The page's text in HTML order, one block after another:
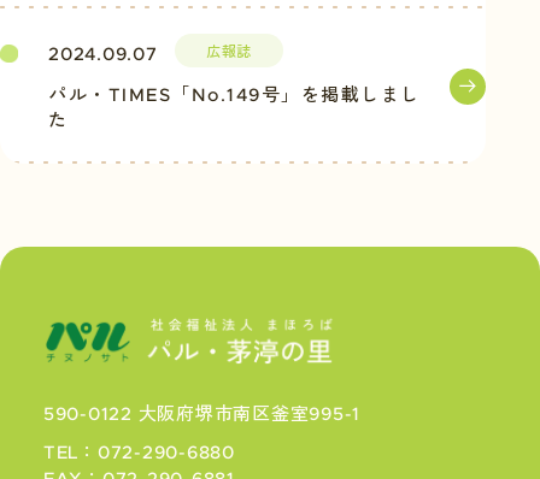
2024.09.07 広報誌
パル・TIMES「No.149号」を掲載しまし
た
590-0122 大阪府堺市南区釜室995-1
TEL：072-290-6880